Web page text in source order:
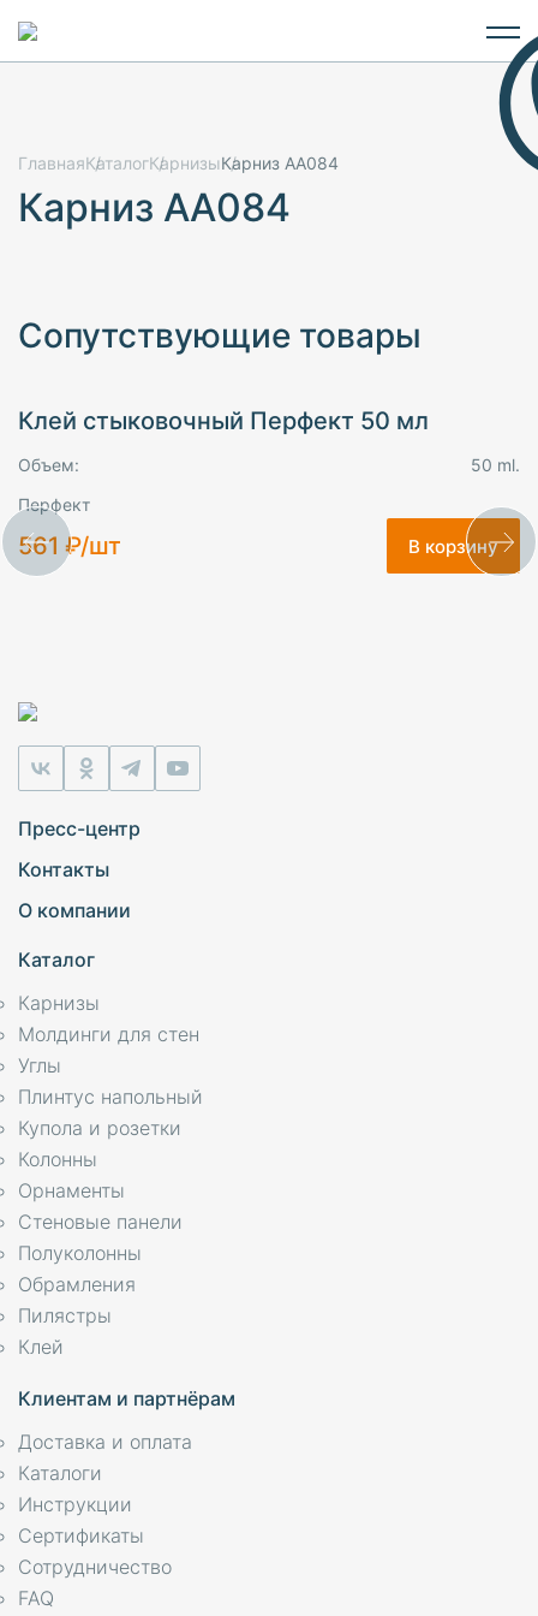
ГлавнаяКаталогКарнизыКарниз AA084
Карниз AA084
Сопутствующие товары
Клей стыковочный Перфект 50 мл
Объем:
50 ml.
Перфект
561 ₽/шт В корзину
Пресс-центр
Контакты
О компании
Каталог
Карнизы
Молдинги для стен
Углы
Плинтус напольный
Купола и розетки
Колонны
Орнаменты
Стеновые панели
Полуколонны
Обрамления
Пилястры
Клей
Клиентам и партнёрам
Доставка и оплата
Каталоги
Инструкции
Сертификаты
Сотрудничество
FAQ